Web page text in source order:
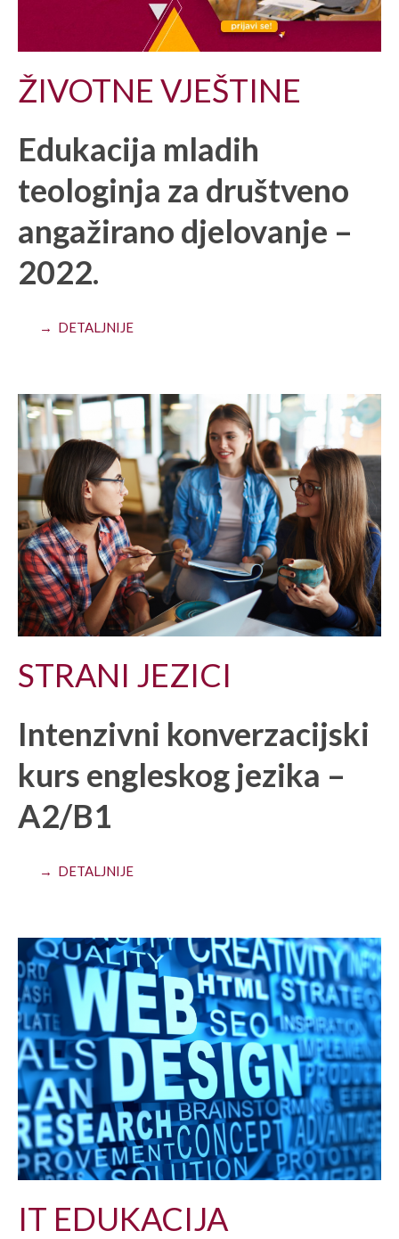
ŽIVOTNE VJEŠTINE
Edukacija mladih
teologinja za društveno
angažirano djelovanje –
2022.
→ DETALJNIJE
STRANI JEZICI
Intenzivni konverzacijski
kurs engleskog jezika –
A2/B1
→ DETALJNIJE
IT EDUKACIJA